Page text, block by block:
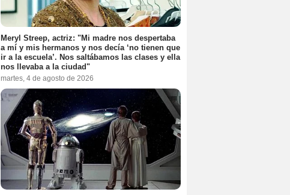
Meryl Streep, actriz: "Mi madre nos despertaba
a mí y mis hermanos y nos decía ‘no tienen que
ir a la escuela’. Nos saltábamos las clases y ella
nos llevaba a la ciudad"
martes, 4 de agosto de 2026